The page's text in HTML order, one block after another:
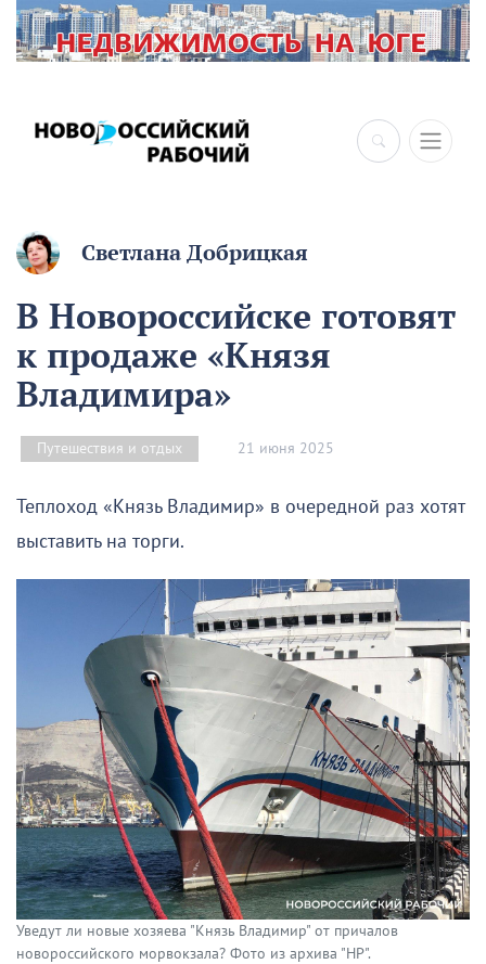
×
Светлана Добрицкая
В Новороссийске готовят
к продаже «Князя
Владимира»
Путешествия и отдых 21 июня 2025
Теплоход «Князь Владимир» в очередной раз хотят
выставить на торги.
Уведут ли новые хозяева "Князь Владимир" от причалов
новороссийского морвокзала? Фото из архива "НР".